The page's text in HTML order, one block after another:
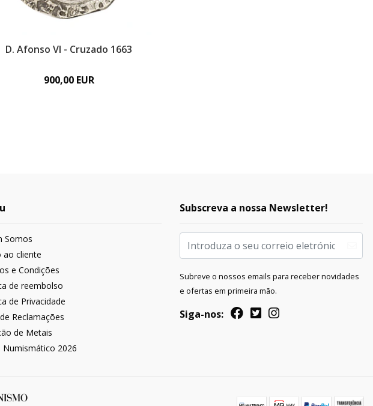
D. Afonso VI - Cruzado 1663
900,00 EUR
Somos
ao cliente
e Condições
de reembolso
de Privacidade
Reclamações
de Metais
Numismático 2026
Subscreva a nossa Newsletter!
Subreve o nossos emails para receber novidades
e ofertas em primeira mão.
Siga-nos: